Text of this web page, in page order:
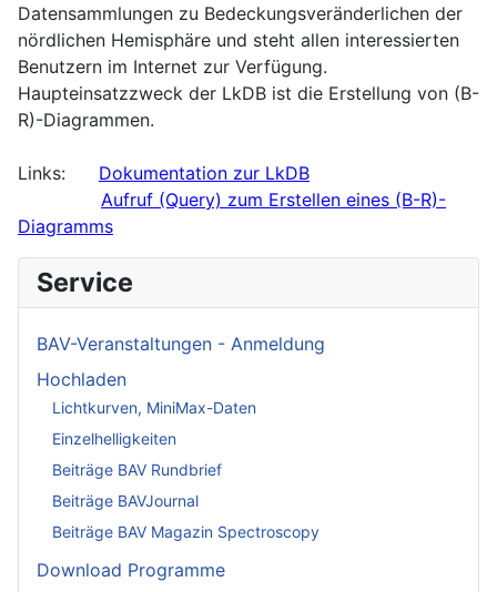
Datensammlungen zu Bedeckungsveränderlichen der
nördlichen Hemisphäre und steht allen interessierten
Benutzern im Internet zur Verfügung.
Haupteinsatzzweck der LkDB ist die Erstellung von (B-
R)-Diagrammen.
Links: Dokumentation zur LkDB
Aufruf (Query) zum Erstellen eines (B-R)-
Diagramms
Service
BAV-Veranstaltungen - Anmeldung
Hochladen
Lichtkurven, MiniMax-Daten
Einzelhelligkeiten
Beiträge BAV Rundbrief
Beiträge BAVJournal
Beiträge BAV Magazin Spectroscopy
Download Programme